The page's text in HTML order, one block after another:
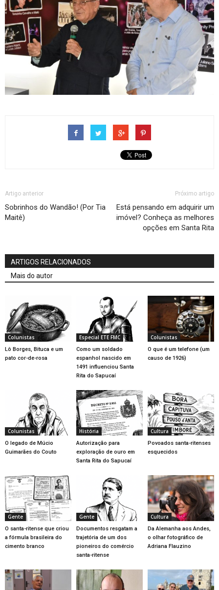
Artigo anterior
Sobrinhos do Wandão! (Por Tia
Maitê)
Próximo artigo
Está pensando em adquirir um
imóvel? Conheça as melhores
opções em Santa Rita
ARTIGOS RELACIONADOS
Mais do autor
Colunistas
Lô Borges, Bituca e um
pato cor-de-rosa
Especial ETE FMC
Como um soldado
espanhol nascido em
1491 influenciou Santa
Rita do Sapucaí
Colunistas
O que é um telefone (um
causo de 1926)
Colunistas
O legado de Múcio
Guimarães do Couto
História
Autorização para
exploração de ouro em
Santa Rita do Sapucaí
Cultura
Povoados santa-ritenses
esquecidos
Gente
O santa-ritense que criou
a fórmula brasileira do
cimento branco
Gente
Documentos resgatam a
trajetória de um dos
pioneiros do comércio
santa-ritense
Cultura
Da Alemanha aos Andes,
o olhar fotográfico de
Adriana Flauzino